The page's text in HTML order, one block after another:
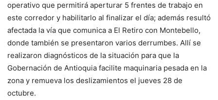
operativo que permitirá aperturar 5 frentes de trabajo en
este corredor y habilitarlo al finalizar el día; además resultó
afectada la vía que comunica a El Retiro con Montebello,
donde también se presentaron varios derrumbes. Allí se
realizaron diagnósticos de la situación para que la
Gobernación de Antioquia facilite maquinaria pesada en la
zona y remueva los deslizamientos el jueves 28 de
octubre.